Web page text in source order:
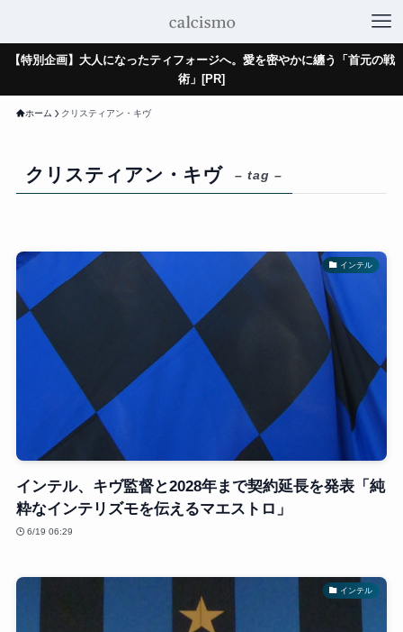
【特別企画】大人になったティフォージへ。愛を密やかに纏う「首元の戦
術」[PR]
ホーム クリスティアン・キヴ
クリスティアン・キヴ – tag –
インテル
インテル、キヴ監督と2028年まで契約延長を発表「純
粋なインテリズモを伝えるマエストロ」
6/19 06:29
インテル